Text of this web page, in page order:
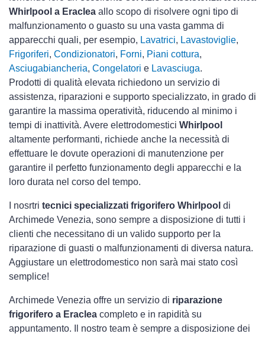
Whirlpool a Eraclea allo scopo di risolvere ogni tipo di
malfunzionamento o guasto su una vasta gamma di
apparecchi quali, per esempio, Lavatrici, Lavastoviglie,
Frigoriferi, Condizionatori, Forni, Piani cottura,
Asciugabiancheria, Congelatori e Lavasciuga.
Prodotti di qualità elevata richiedono un servizio di
assistenza, riparazioni e supporto specializzato, in grado di
garantire la massima operatività, riducendo al minimo i
tempi di inattività. Avere elettrodomestici Whirlpool
altamente performanti, richiede anche la necessità di
effettuare le dovute operazioni di manutenzione per
garantire il perfetto funzionamento degli apparecchi e la
loro durata nel corso del tempo.
I nosrtri tecnici specializzati frigorifero Whirlpool di
Archimede Venezia, sono sempre a disposizione di tutti i
clienti che necessitano di un valido supporto per la
riparazione di guasti o malfunzionamenti di diversa natura.
Aggiustare un elettrodomestico non sarà mai stato così
semplice!
Archimede Venezia offre un servizio di riparazione
frigorifero a Eraclea completo e in rapidità su
appuntamento. Il nostro team è sempre a disposizione dei